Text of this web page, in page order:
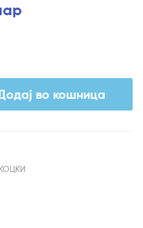
во кошница
КОЦКИ